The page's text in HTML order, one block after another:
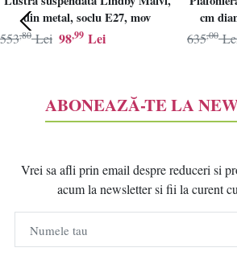
din metal, soclu E27, mov
98,99 Lei
553,80 Lei
cm
635,00
ABONEAZĂ-TE LA
Vrei sa afli prin email despre reduceri si
acum la newsletter si fii la curent
Numele tau